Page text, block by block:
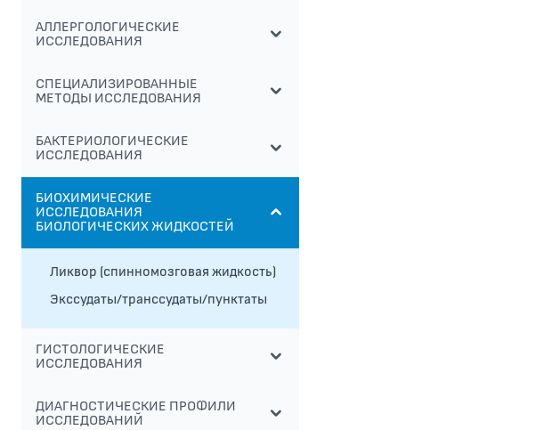
АЛЛЕРГОЛОГИЧЕСКИЕ
ИССЛЕДОВАНИЯ
СПЕЦИАЛИЗИРОВАННЫЕ
МЕТОДЫ ИССЛЕДОВАНИЯ
БАКТЕРИОЛОГИЧЕСКИЕ
ИССЛЕДОВАНИЯ
БИОХИМИЧЕСКИЕ
ИССЛЕДОВАНИЯ
БИОЛОГИЧЕСКИХ ЖИДКОСТЕЙ
Ликвор (спинномозговая жидкость)
Экссудаты/транссудаты/пунктаты
ГИСТОЛОГИЧЕСКИЕ
ИССЛЕДОВАНИЯ
ДИАГНОСТИЧЕСКИЕ ПРОФИЛИ
ИССЛЕДОВАНИЙ